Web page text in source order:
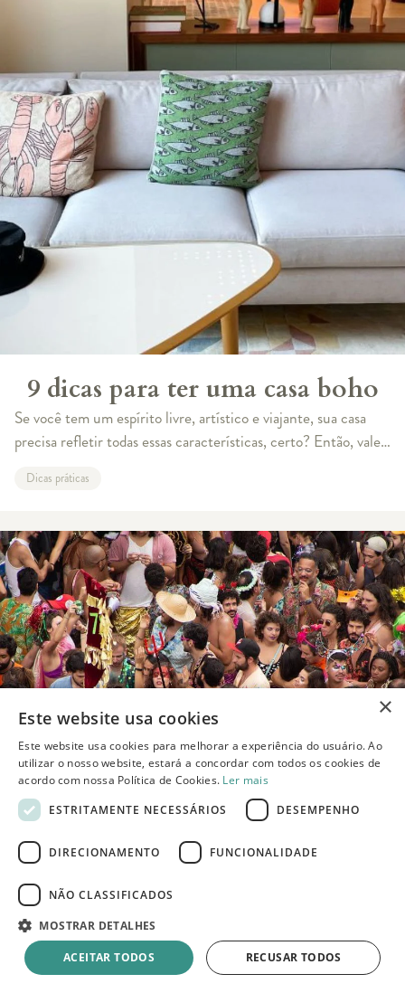
9 dicas para ter uma casa boho
Se você tem um espírito livre, artístico e viajante, sua casa
precisa refletir todas essas características, certo? Então, vale a
como encaixá
Dicas práticas
Utilizamos cookies para personalizar nossos anúncios e
melhorar a sua experiência no site. Para saber mais, acesse a
nossaPolítica de Privacidade.
Aceitar e Fechar
×
Este website usa cookies
Este website usa cookies para melhorar a experiência do usuário. Ao
utilizar o nosso website, estará a concordar com todos os cookies de
acordo com nossa Política de Cookies. Ler mais
ESTRITAMENTE NECESSÁRIOS
DESEMPENHO
DIRECIONAMENTO FUNCIONALIDADE
NÃO CLASSIFICADOS
MOSTRAR DETALHES
ACEITAR TODOS RECUSAR TODOS